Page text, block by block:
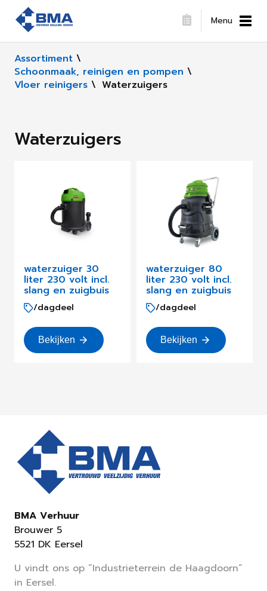
Menu
Assortiment \
Schoonmaak, reinigen en pompen \
Vloer reinigers \ Waterzuigers
Waterzuigers
waterzuiger 30
liter 230 volt incl.
slang en zuigbuis
/dagdeel
Bekijken
waterzuiger 80
liter 230 volt incl.
slang en zuigbuis
/dagdeel
Bekijken
BMA Verhuur
Brouwer 5
5521 DK Eersel
U vindt ons op “Industrieterrein de Haagdoorn”
in Eersel.